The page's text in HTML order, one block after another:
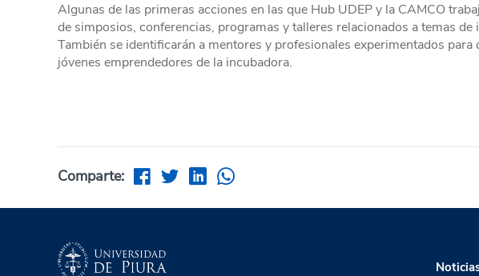
Algunas de las primeras acciones en las que Hub UDEP y la CAMCO
de simposios, conferencias, programas y talleres relacionados a temas
También se identificarán a mentores y profesionales experimentados para
jóvenes emprendedores de la incubadora.
Comparte: